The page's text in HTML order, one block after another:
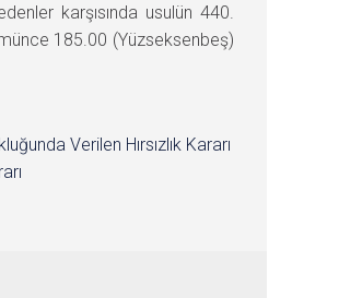
karşısında usulün 440.
185.00 (Yüzseksenbeş)
Verilen Hırsızlık Kararı